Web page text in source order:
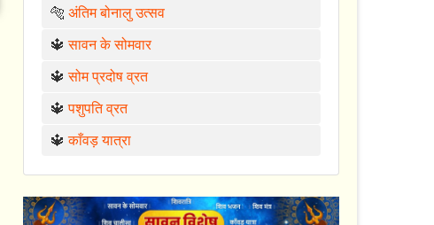
🐅अंतिम बोनालु उत्सव
🔱सावन के सोमवार
🔱सोम प्रदोष व्रत
🔱पशुपति व्रत
🔱काँवड़ यात्रा